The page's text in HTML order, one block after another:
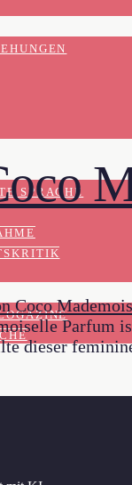
SPRACHE
Parfum
dieser